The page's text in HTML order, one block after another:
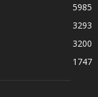
5985
3293
3200
1747